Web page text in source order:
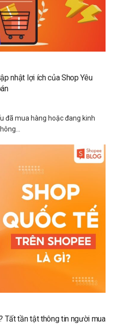
nhật lợi ích của Shop Yêu
đã mua hàng hoặc đang kinh
Tất tần tật thông tin người mua